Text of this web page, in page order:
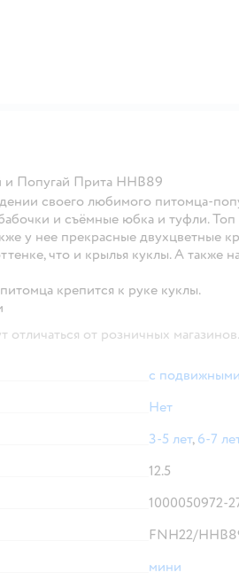
и Попугай Прита HHB89
своего любимого питомца-
и съёмные юбка и туфли.
у нее прекрасные двухцветные
что и крылья куклы. А также
крепится к руке куклы.
отличаться от розничных магазинов.
с
Нет
3-5 лет, 6-7
12.5
1000050972-
FNH22/
мини